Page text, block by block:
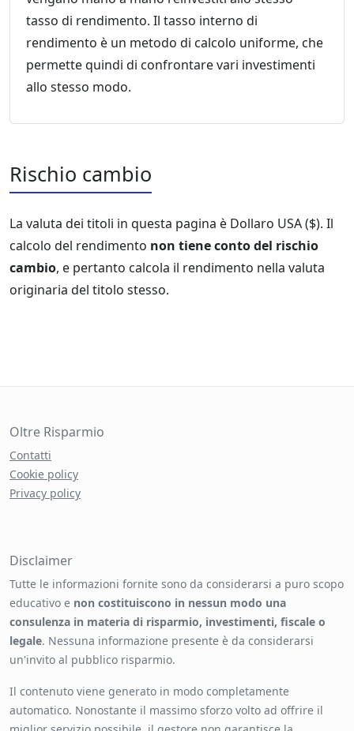
tasso di rendimento. Il tasso interno di
rendimento è un metodo di calcolo uniforme, che
permette quindi di confrontare vari investimenti
allo stesso modo.
Rischio cambio
La valuta dei titoli in questa pagina è Dollaro USA ($). Il
calcolo del rendimento non tiene conto del rischio
cambio, e pertanto calcola il rendimento nella valuta
originaria del titolo stesso.
Oltre Risparmio
Contatti
Cookie policy
Privacy policy
Disclaimer
Tutte le informazioni fornite sono da considerarsi a puro scopo
educativo e non costituiscono in nessun modo una
consulenza in materia di risparmio, investimenti, fiscale o
legale. Nessuna informazione presente è da considerarsi
un'invito al pubblico risparmio.
Il contenuto viene generato in modo completamente
automatico. Nonostante il massimo sforzo volto ad offrire il